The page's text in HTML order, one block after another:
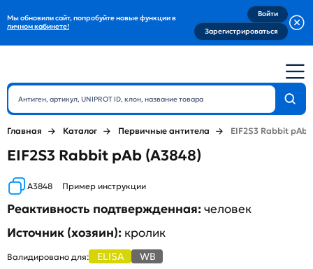
Мы обновили сайт, попробуйте новые функции в
личном кабинете!
Войти
Зарегистрироваться
Главная Каталог Первичные антитела EIF2S3 Rabbit pAb
EIF2S3 Rabbit pAb (A3848)
A3848 Пример инструкции
Реактивность подтвержденная:человек
Источник (хозяин): кролик
Валидировано для: ELISA WB